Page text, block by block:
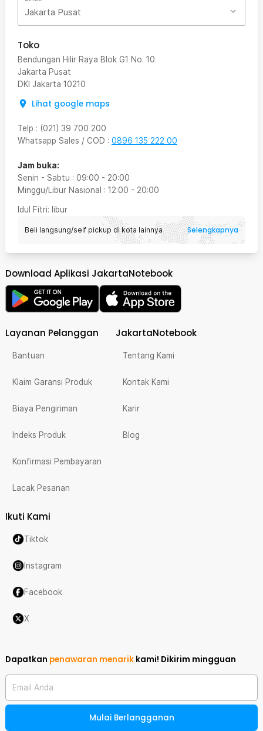
Jakarta Pusat
Toko
Bendungan Hilir Raya Blok G1 No. 10
Jakarta Pusat
DKI Jakarta 10210
Lihat google maps
Telp : (021) 39 700 200
Whatsapp Sales / COD : 0896 135 222 00
Jam buka:
Senin - Sabtu : 09:00 - 20:00
Minggu/Libur Nasional : 12:00 - 20:00
Idul Fitri: libur
Beli langsung/self pickup di kota lainnya Selengkapnya
Download Aplikasi JakartaNotebook
Layanan Pelanggan
Bantuan
Klaim Garansi Produk
Biaya Pengiriman
Indeks Produk
Konfirmasi Pembayaran
Lacak Pesanan
JakartaNotebook
Tentang Kami
Kontak Kami
Karir
Blog
Ikuti Kami
Tiktok
Instagram
Facebook
X
Dapatkan penawaran menarik kami! Dikirim mingguan
Email Anda
Mulai Berlangganan